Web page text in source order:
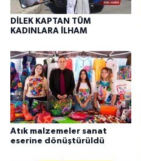
DİLEK KAPTAN TÜM
KADINLARA İLHAM
Atık malzemeler sanat
eserine dönüştürüldü